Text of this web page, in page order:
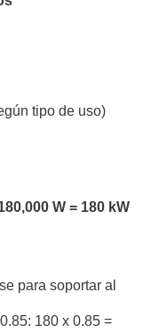
tipo de uso)
W = 180 kW
para soportar al
180 x 0.85 =